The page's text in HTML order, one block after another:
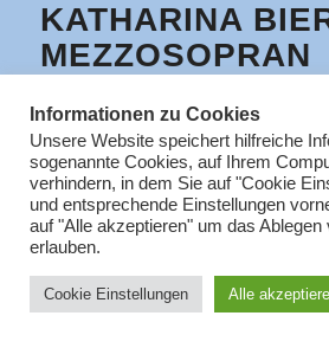
KATHARINA
MEZZOSOPRAN
AYALA
KLAVIER
Gustav Mahler (1860-1911)
Lieder aus des Knaben
Informationen zu Cookies
Unsere Website speichert hilfreiche
sogenannte Cookies, auf Ihrem
verhindern, in dem Sie auf "Cookie
und entsprechende Einstellungen
auf "Alle akzeptieren" um das
erlauben.
Cookie Einstellungen Alle